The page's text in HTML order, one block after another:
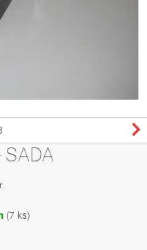
(7 ks)